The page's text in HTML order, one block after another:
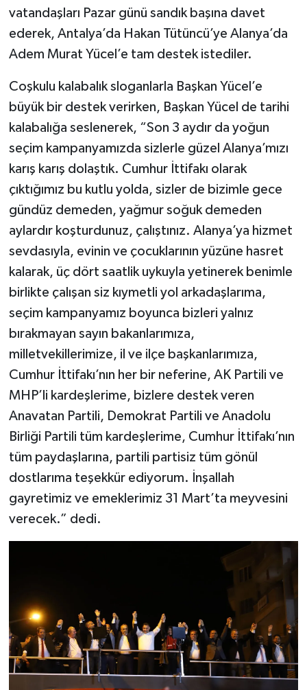
vatandaşları Pazar günü sandık başına davet
ederek, Antalya’da Hakan Tütüncü’ye Alanya’da
Adem Murat Yücel’e tam destek istediler.
Coşkulu kalabalık sloganlarla Başkan Yücel’e
büyük bir destek verirken, Başkan Yücel de tarihi
kalabalığa seslenerek, “Son 3 aydır da yoğun
seçim kampanyamızda sizlerle güzel Alanya’mızı
karış karış dolaştık. Cumhur İttifakı olarak
çıktığımız bu kutlu yolda, sizler de bizimle gece
gündüz demeden, yağmur soğuk demeden
aylardır koşturdunuz, çalıştınız. Alanya’ya hizmet
sevdasıyla, evinin ve çocuklarının yüzüne hasret
kalarak, üç dört saatlik uykuyla yetinerek benimle
birlikte çalışan siz kıymetli yol arkadaşlarıma,
seçim kampanyamız boyunca bizleri yalnız
bırakmayan sayın bakanlarımıza,
milletvekillerimize, il ve ilçe başkanlarımıza,
Cumhur İttifakı’nın her bir neferine, AK Partili ve
MHP’li kardeşlerime, bizlere destek veren
Anavatan Partili, Demokrat Partili ve Anadolu
Birliği Partili tüm kardeşlerime, Cumhur İttifakı’nın
tüm paydaşlarına, partili partisiz tüm gönül
dostlarıma teşekkür ediyorum. İnşallah
gayretimiz ve emeklerimiz 31 Mart’ta meyvesini
verecek.” dedi.